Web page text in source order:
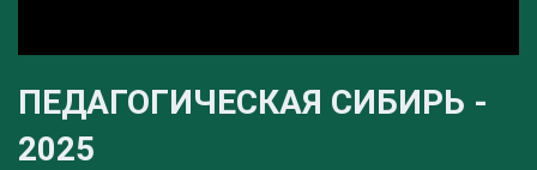
ПЕДАГОГИЧЕСКАЯ СИБИРЬ -
2025